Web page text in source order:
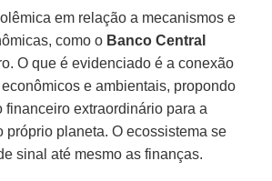
em relação a mecanismos e
como o Banco Central
O que é evidenciado é a conexão
e ambientais, propondo
financeiro extraordinário para a
próprio planeta. O ecossistema se
sinal até mesmo as finanças.